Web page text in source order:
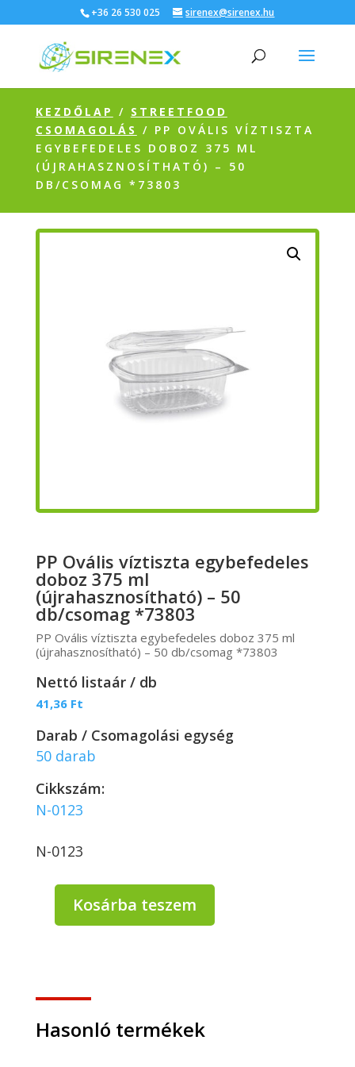
+36 26 530 025 sirenex@sirenex.hu
KEZDŐLAP / STREETFOOD
CSOMAGOLÁS / PP OVÁLIS VÍZTISZTA
EGYBEFEDELES DOBOZ 375 ML
(ÚJRAHASZNOSÍTHATÓ) – 50
DB/CSOMAG *73803
PP Ovális víztiszta egybefedeles
doboz 375 ml
(újrahasznosítható) – 50
db/csomag *73803
PP Ovális víztiszta egybefedeles doboz 375 ml
(újrahasznosítható) – 50 db/csomag *73803
Nettó listaár / db
41,36 Ft
Darab / Csomagolási egység
50 darab
Cikkszám:
N-0123
N-0123
Ovális
375
ml
(újrahasznosítható)
Kosárba teszem
Hasonló termékek